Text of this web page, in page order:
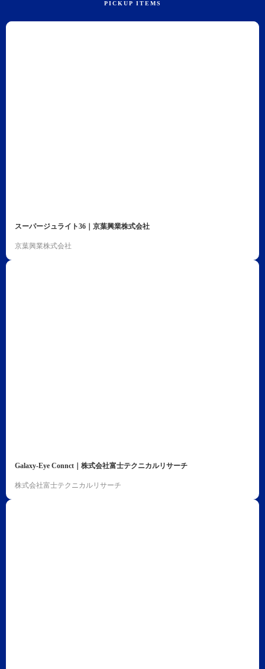
スーパージュライト36｜京葉興業株式会社
京葉興業株式会社
Galaxy-Eye Connct｜株式会社富士テクニカルリサーチ
株式会社富士テクニカルリサーチ